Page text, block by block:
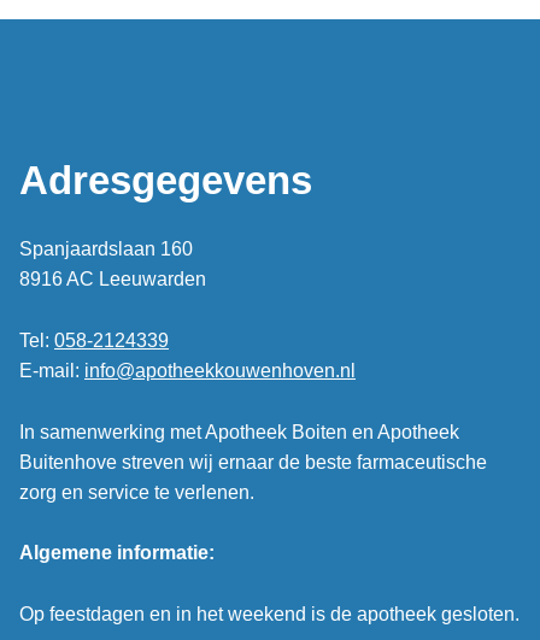
Adresgegevens
Spanjaardslaan 160
8916 AC Leeuwarden
Tel: 058-2124339
E-mail: info@apotheekkouwenhoven.nl
In samenwerking met Apotheek Boiten en Apotheek
Buitenhove streven wij ernaar de beste farmaceutische
zorg en service te verlenen.
Algemene informatie:
Op feestdagen en in het weekend is de apotheek gesloten.